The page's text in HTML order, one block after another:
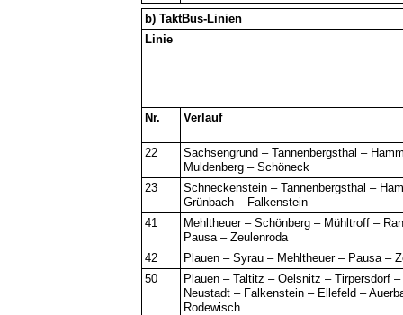
b) TaktBus-Linien
Linie
Nr. Verlauf
22
Sachsengrund – Tannenbergsthal –
Muldenberg – Schöneck
23
Schneckenstein – Tannenbergsthal –
Grünbach – Falkenstein
41
Mehltheuer – Schönberg – Mühltroff –
Pausa – Zeulenroda
42
Plauen – Syrau – Mehltheuer – Pausa –
50
Plauen – Taltitz – Oelsnitz – Tirpersdorf –
Neustadt – Falkenstein – Ellefeld –
Rodewisch